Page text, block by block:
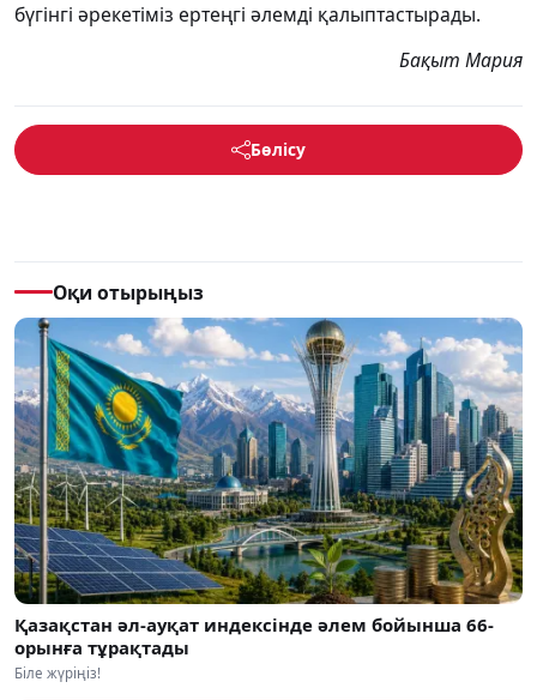
бүгінгі әрекетіміз ертеңгі әлемді қалыптастырады.
Бақыт Мария
Бөлісу
Оқи отырыңыз
Қазақстан әл-ауқат индексінде әлем бойынша 66-
орынға тұрақтады
Біле жүріңіз!